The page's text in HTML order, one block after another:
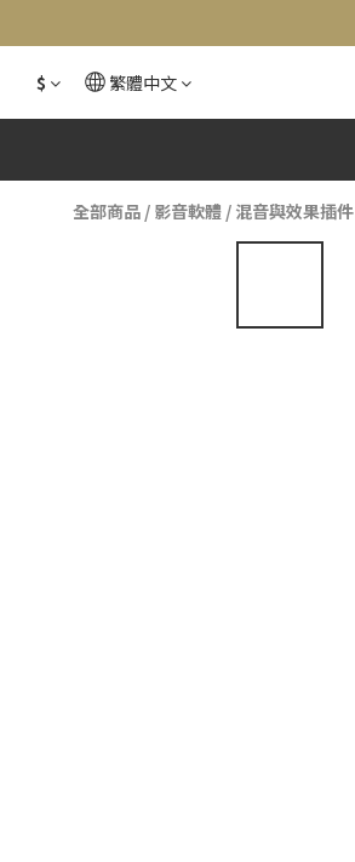
$ 繁體中文
全部商品 / 影音軟體 / 混音與效果插件